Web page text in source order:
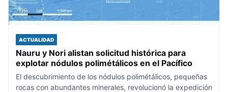
ACTUALIDAD
Nauru y Nori alistan solicitud histórica para
explotar nódulos polimétálicos en el Pacífico
El descubrimiento de los nódulos polimétálicos, pequeñas
rocas con abundantes minerales, revolucionó la expedición